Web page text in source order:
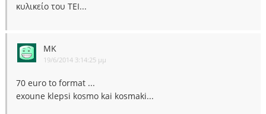
κυλικείο του ΤΕΙ...
MK
19/6/2014 3:14:25 μμ
70 euro to format ...
exoune klepsi kosmo kai kosmaki...